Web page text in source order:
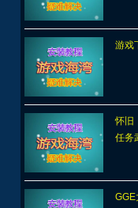
游戏
怀旧
任务